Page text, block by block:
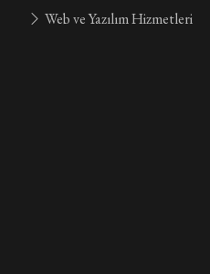
Web ve Yazılım Hizmetleri